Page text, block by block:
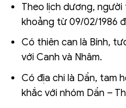
Theo lịch dương,
khoảng từ 09/02/1986
Có thiên can là Bính,
với Canh và Nhâm.
Có địa chi là Dần, tam
khắc với nhóm Dần –